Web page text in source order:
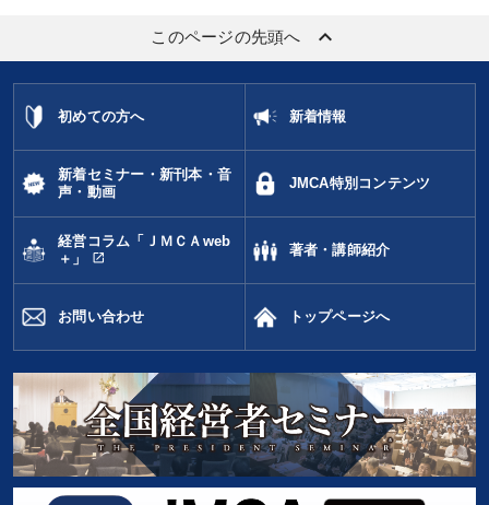
このページの先頭へ keyboard_arrow_up
初めての方へ 新着情報
新着セミナー・新刊本・音
声・動画
JMCA特別コンテンツ
経営コラム「ＪＭＣＡweb
＋」
open_in_new
著者・講師紹介
お問い合わせ トップページへ